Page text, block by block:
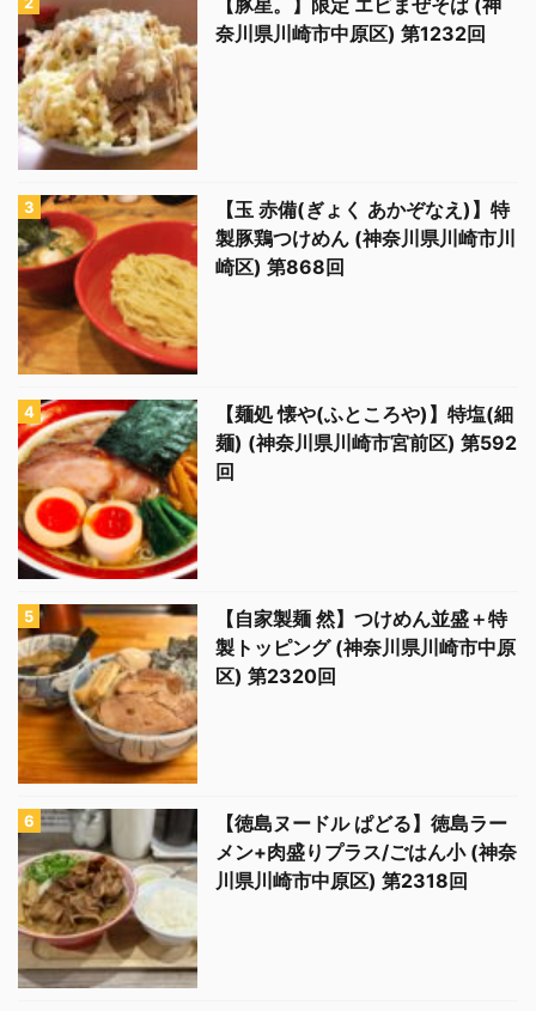
奈川県川崎市中原区) 第1232回
【玉 赤備(ぎょく あかぞなえ)】特
製豚鶏つけめん (神奈川県川崎市川
崎区) 第868回
【麺処 懐や(ふところや)】特塩(細
麺) (神奈川県川崎市宮前区) 第592
回
【自家製麺 然】つけめん並盛＋特
製トッピング (神奈川県川崎市中原
区) 第2320回
【徳島ヌードル ぱどる】徳島ラー
メン+肉盛りプラス/ごはん小 (神奈
川県川崎市中原区) 第2318回